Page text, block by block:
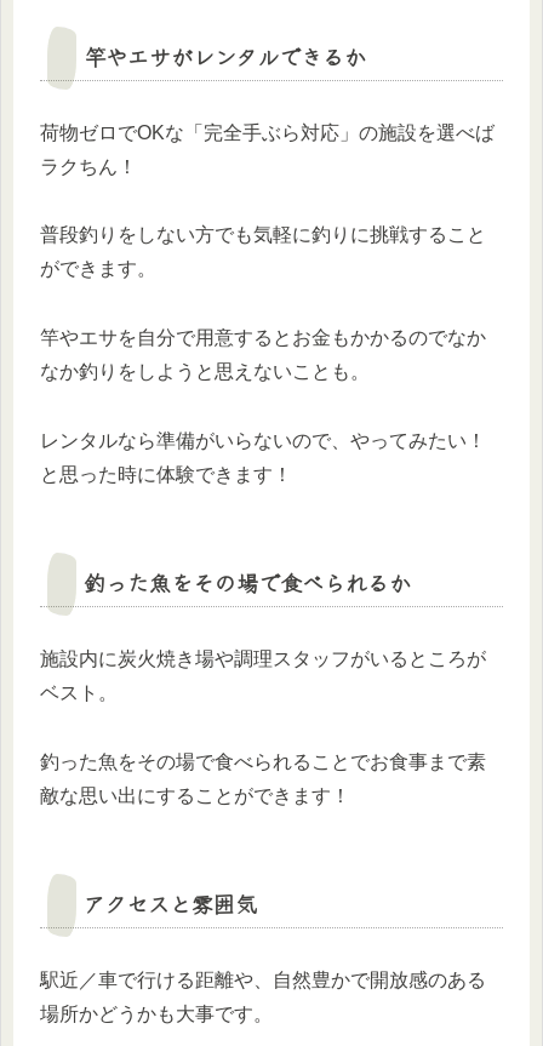
竿やエサがレンタルできるか
荷物ゼロでOKな「完全手ぶら対応」の施設を選べば
ラクちん！
普段釣りをしない方でも気軽に釣りに挑戦すること
ができます。
竿やエサを自分で用意するとお金もかかるのでなか
なか釣りをしようと思えないことも。
レンタルなら準備がいらないので、やってみたい！
と思った時に体験できます！
釣った魚をその場で食べられるか
施設内に炭火焼き場や調理スタッフがいるところが
ベスト。
釣った魚をその場で食べられることでお食事まで素
敵な思い出にすることができます！
アクセスと雰囲気
駅近／車で行ける距離や、自然豊かで開放感のある
場所かどうかも大事です。